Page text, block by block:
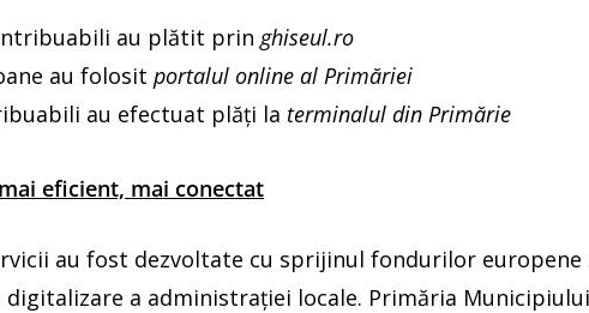
au plătit prin ghiseul.ro
au folosit portalul online al Primăriei
au efectuat plăți la terminalul din Primărie
eficient, mai conectat
au fost dezvoltate cu sprijinul fondurilor europene
a administrației locale. Primăria